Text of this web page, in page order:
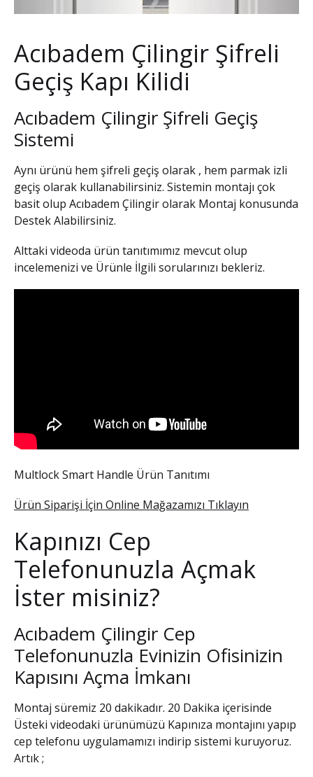
Acıbadem Çilingir Şifreli
Geçiş Kapı Kilidi
Acıbadem Çilingir Şifreli Geçiş
Sistemi
Aynı ürünü hem şifreli geçiş olarak , hem parmak izli
geçiş olarak kullanabilirsiniz. Sistemin montajı çok
basit olup Acıbadem Çilingirolarak Montaj konusunda
Destek Alabilirsiniz.
Alttaki videoda ürün tanıtımımız mevcut olup
incelemenizi ve Ürünle İlgili sorularınızı bekleriz.
Multlock Smart Handle Ürün Tanıtımı
Ürün Siparişi İçin Online Mağazamızı Tıklayın
Kapınızı Cep
Telefonunuzla Açmak
İster misiniz?
Acıbadem Çilingir Cep
Telefonunuzla Evinizin Ofisinizin
Kapısını Açma İmkanı
Montaj süremiz 20 dakikadır. 20 Dakika içerisinde
Üsteki videodaki ürünümüzü Kapınıza montajını yapıp
cep telefonu uygulamamızı indirip sistemi kuruyoruz.
Artık ;